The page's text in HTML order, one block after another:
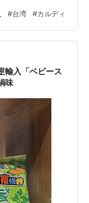
流れで、パクチー
輸入されたのでは
見るとパクチーは
るよう。 私はセロ
#台湾 #カルディ
輸入「ベビース
味